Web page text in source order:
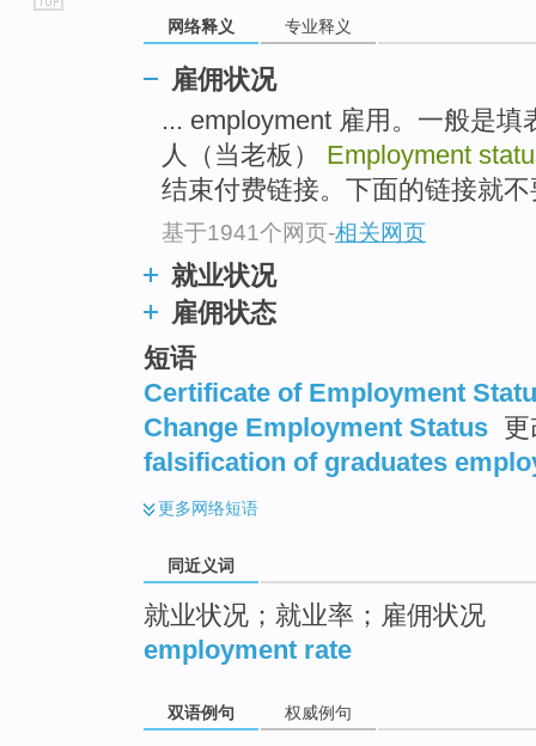
网络释义 专业释义
雇佣状况
... employment 雇用。一般是
人（当老板） Employment
结束付费链接。下面的链接就
基于1941个网页-相关网页
就业状况
雇佣状态
短语
Certificate of Employment
Change Employment Status
falsification of graduates
更多网络短语
同近义词
就业状况；就业率；雇佣状况
employment rate
双语例句 权威例句